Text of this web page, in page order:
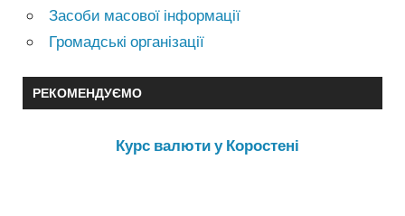
Засоби масової інформації
Громадські організації
РЕКОМЕНДУЄМО
Курс валюти у Коростені